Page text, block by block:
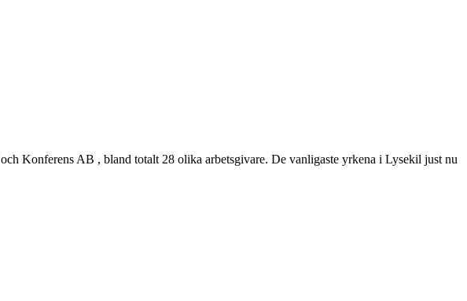
Konferens AB , bland totalt 28 olika arbetsgivare. De vanligaste yrkena i Lysekil just nu